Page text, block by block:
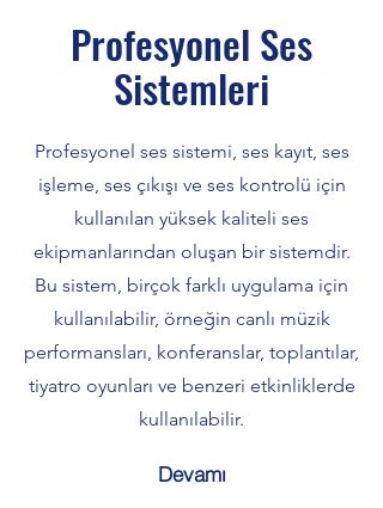
Profesyonel Ses
Sistemleri
Profesyonel ses sistemi, ses kayıt, ses
işleme, ses çıkışı ve ses kontrolü için
kullanılan yüksek kaliteli ses
ekipmanlarından oluşan bir sistemdir.
Bu sistem, birçok farklı uygulama için
kullanılabilir, örneğin canlı müzik
performansları, konferanslar, toplantılar,
tiyatro oyunları ve benzeri etkinliklerde
kullanılabilir.
Devamı